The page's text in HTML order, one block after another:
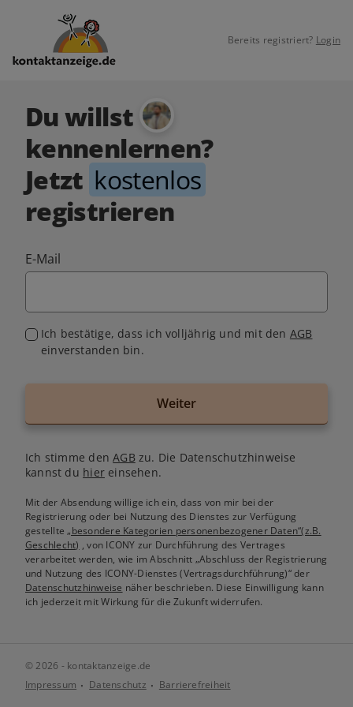
Bereits registriert? Login
Du willst
kennenlernen?
Jetzt kostenlos
registrieren
E-Mail
Ich bestätige, dass ich volljährig und mit den AGB
einverstanden bin.
Weiter
Ich stimme denAGB zu. Die Datenschutzhinweise
kannst du hiereinsehen.
Mit der Absendung willige ich ein, dass von mir bei der
Registrierung oder bei Nutzung des Dienstes zur Verfügung
gestellte„besondere Kategorien personenbezogener Daten“(z.B.
Geschlecht) , von ICONY zur Durchführung des Vertrages
verarbeitet werden, wie im Abschnitt „Abschluss der Registrierung
und Nutzung des ICONY-Dienstes (Vertragsdurchführung)“ der
Datenschutzhinweise näher beschrieben. Diese Einwilligung kann
ich jederzeit mit Wirkung für die Zukunft widerrufen.
© 2026 - kontaktanzeige.de
Impressum
Datenschutz Barrierefreiheit